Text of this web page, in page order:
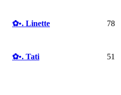
✿ •. Linette 78
✿ •. Tati 51